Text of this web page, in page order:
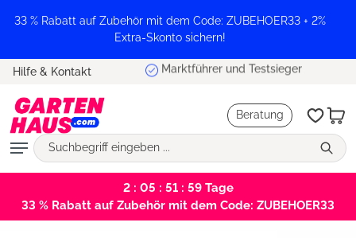
springen
33 % Rabatt auf Zubehör mit dem Code: ZUBEHOER33 + 2%
Extra-Skonto sichern!
Hilfe & Kontakt Marktführer und Testsieger
Beratung
2 : 05 : 51 : 59Tage
33 % Rabatt auf Zubehör mit dem Code: ZUBEHOER33